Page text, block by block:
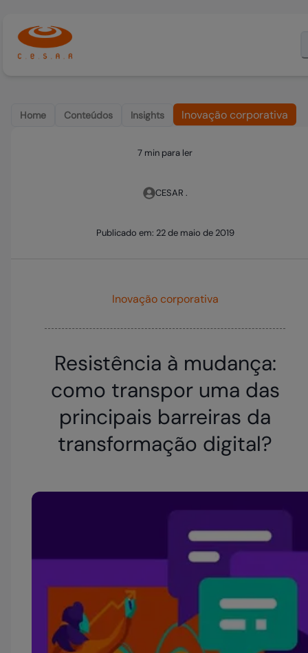
Home Conteúdos Insights Inovação corporativa
7 min para ler
CESAR .
Publicado em: 22 de maio de 2019
Inovação corporativa
Resistência à mudança:
como transpor uma das
principais barreiras da
transformação digital?